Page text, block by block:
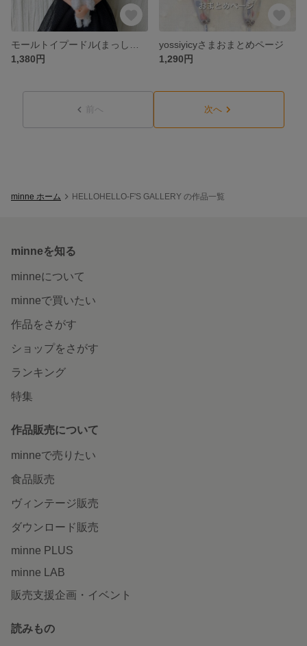
1,380円
yossiyicyさまおまとめページ
1,290円
前へ 次へ
minne ホーム HELLOHELLO-F'S GALLERY の作品一覧
minneを知る
minneについて
minneで買いたい
作品をさがす
ショップをさがす
ランキング
特集
作品販売について
minneで売りたい
食品販売
ヴィンテージ販売
ダウンロード販売
minne PLUS
minne LAB
販売支援企画・イベント
読みもの